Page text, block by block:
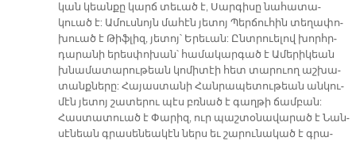
կան կեան­քը կարճ տե­ւած է, Սար­գի­սը նա­հա­տա­
կուած է: Ա­մուս­նոյն մա­հէն յե­տոյ Պեր­ճու­հին տե­ղա­փո­
խուած է Թիֆ­լիզ, յե­տոյ՝ Ե­րե­ւան: Ընտ­րուե­լով խորհր­
դա­րա­նի ե­րես­փո­խան՝ հա­մա­կար­գած է Ա­մե­րի­կեան
խնա­մա­տա­րու­թեան կո­մի­տէի հետ տա­րուող աշ­խա­
տանք­նե­րը: Հա­յաս­տա­նի Հան­րա­պե­տու­թեան ան­կու­
մէն յե­տոյ շա­տե­րու պէս բռնած է գաղ­թի ճամ­բան:
Հաս­տա­տուած է Փա­րիզ, ուր պաշ­տօ­նա­վա­րած է Նան­
սէ­նեան գրա­սե­նեա­կէն ներս եւ շա­րու­նա­կած է գրա­